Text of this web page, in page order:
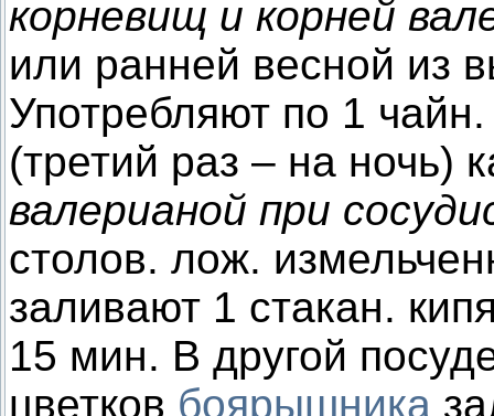
корневищ и корней
или ранней весной из
Употребляют по 1
(третий раз – на ночь)
валерианой при
столов. лож.
заливают 1 стакан.
15 мин. В другой
цветков боярышника